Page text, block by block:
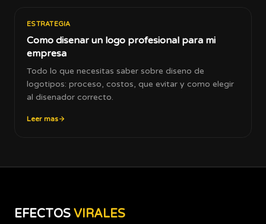
ESTRATEGIA
Como disenar un logo profesional para mi
empresa
Todo lo que necesitas saber sobre diseno de
logotipos: proceso, costos, que evitar y como elegir
al disenador correcto.
Leer mas
EFECTOS VIRALES